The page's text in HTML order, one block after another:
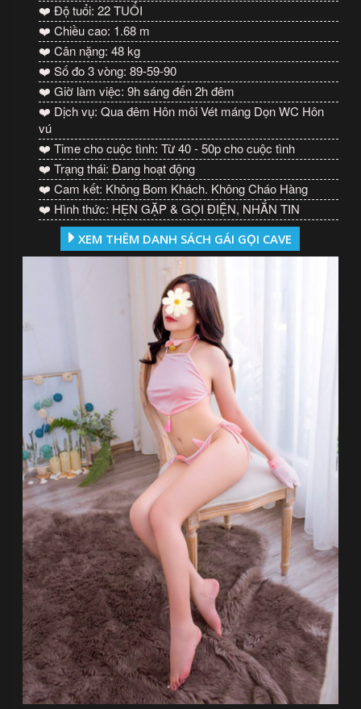
❤️ Độ tuổi: 22 TUỔI
❤️ Chiều cao: 1.68 m
❤️ Cân nặng: 48 kg
❤️ Số đo 3 vòng: 89-59-90
❤️ Giờ làm việc: 9h sáng đến 2h đêm
❤️ Dịch vụ: Qua đêm Hôn môi Vét máng Dọn WC Hôn
vú
❤️ Time cho cuộc tình: Từ 40 - 50p cho cuộc tình
❤️ Trạng thái: Đang hoạt động
❤️ Cam kết: Không Bom Khách. Không Cháo Hàng
❤️ Hình thức: HẸN GẶP & GỌI ĐIỆN, NHẮN TIN
XEM THÊM DANH SÁCH GÁI GỌI CAVE